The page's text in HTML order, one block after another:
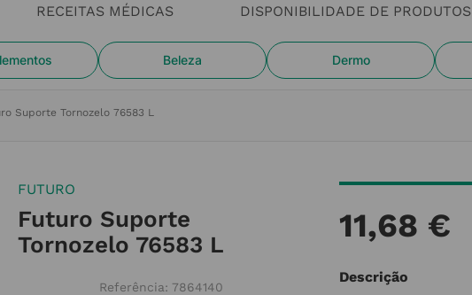
RECEITAS MÉDICAS DISPONIBILIDADE DE PRODUTOS
Beleza Dermo
Suporte Tornozelo 76583 L
FUTURO
Futuro Suporte
Tornozelo 76583 L
Referência: 7864140
11,68 €
Descrição